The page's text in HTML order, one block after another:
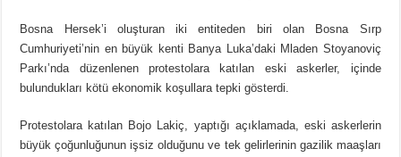
Bosna Hersek’i oluşturan iki entiteden biri olan Bosna Sırp
Cumhuriyeti’nin en büyük kenti Banya Luka’daki Mladen Stoyanoviç
Parkı’nda düzenlenen protestolara katılan eski askerler, içinde
bulundukları kötü ekonomik koşullara tepki gösterdi.
Protestolara katılan Bojo Lakiç, yaptığı açıklamada, eski askerlerin
büyük çoğunluğunun işsiz olduğunu ve tek gelirlerinin gazilik maaşları